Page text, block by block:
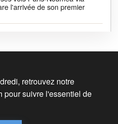
l'arrivée de son premier
retrouvez notre
pour suivre l'essentiel de